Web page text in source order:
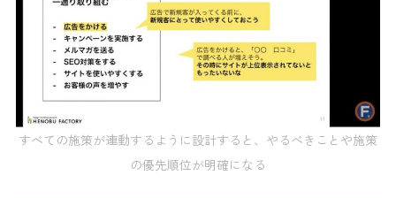
すべての施策が連動するように設計すると、やるべきことや施策
の優先順位が明確になる